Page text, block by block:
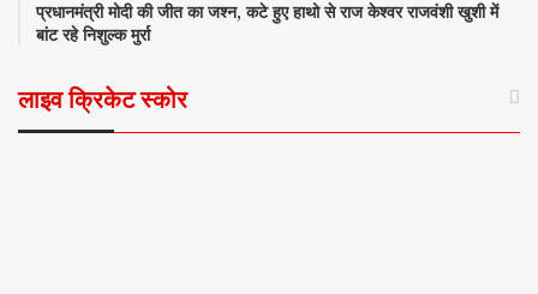
प्रधानमंत्री मोदी की जीत का जश्न, कटे हुए हाथो से राज केश्वर राजवंशी खुशी में
बांट रहे निशुल्क मुर्रा
लाइव क्रिकेट स्कोर